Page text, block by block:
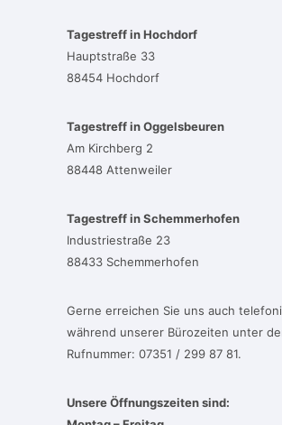
Tagestreff in Hochdorf
Hauptstraße 33
88454 Hochdorf
Tagestreff in Oggelsbeuren
Am Kirchberg 2
88448 Attenweiler
Tagestreff in Schemmerhofen
Industriestraße 23
88433 Schemmerhofen
Gerne erreichen Sie uns auch
während unserer Bürozeiten unter
Rufnummer: 07351 / 299 87 81.
Unsere Öffnungszeiten sind: